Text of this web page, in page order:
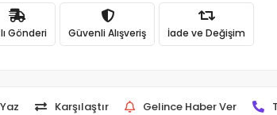
Gönderi Güvenli Alışveriş İade ve Değişim
Karşılaştır Gelince Haber Ver